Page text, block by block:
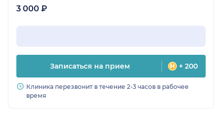
3 000 ₽
Записаться на прием + 200
Клиника перезвонит в течение 2-3 часов в рабочее
время